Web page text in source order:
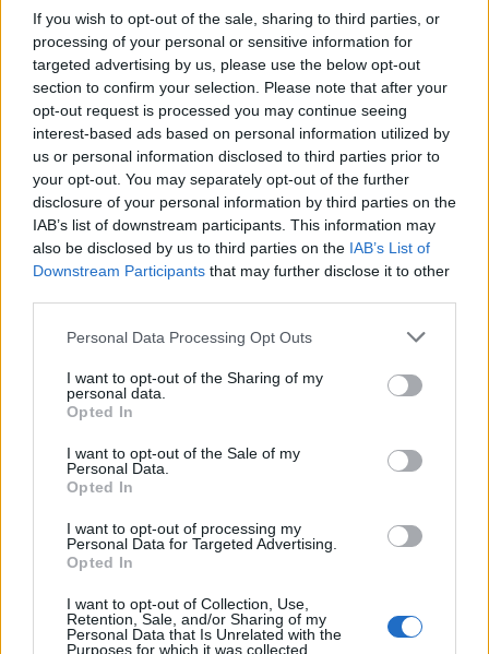
If you wish to opt-out of the sale, sharing to third parties, or
processing of your personal or sensitive information for
targeted advertising by us, please use the below opt-out
section to confirm your selection. Please note that after your
opt-out request is processed you may continue seeing
interest-based ads based on personal information utilized by
us or personal information disclosed to third parties prior to
your opt-out. You may separately opt-out of the further
disclosure of your personal information by third parties on the
IAB’s list of downstream participants. This information may
also be disclosed by us to third parties on the IAB’s List of
Downstream Participants that may further disclose it to other
Please note that this website/app uses one or more Google
not limited to your visit or usage behaviour. You may click to
grant or deny consent to Google and its third-party tags to
use your data for below specified purposes in below Google
consent section.
Personal Data Processing Opt Outs
I want to opt-out of the Sharing of my
personal data.
Opted In
I want to opt-out of the Sale of my
Personal Data.
Opted In
I want to opt-out of processing my
Personal Data for Targeted Advertising.
Opted In
I want to opt-out of Collection, Use,
Retention, Sale, and/or Sharing of my
Personal Data that Is Unrelated with the
Purposes for which it was collected.
Incendi, a San Pasquale arriva il Campo Base:
l’inaugurazione
Andrea Mura conquista Palau: grande
partecipazione per il suo racconto
NECROLOGIE
Mario Malu
Paolo Pinna